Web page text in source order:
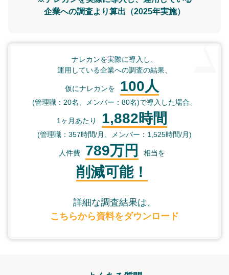
企業への調査より算出（2025年実施）
ナレカンを実際に導入し、
運用している企業への調査の結果、
仮にナレカンを 100人
(管理職：20名、メンバー：80名)で導入した場合、
1ヶ月あたり 1,882時間
(管理職：357時間/月、メンバー：1,525時間/月)
人件費 789万円 相当を
削減可能！
詳細な調査結果は、
こちらから資料をダウンロード